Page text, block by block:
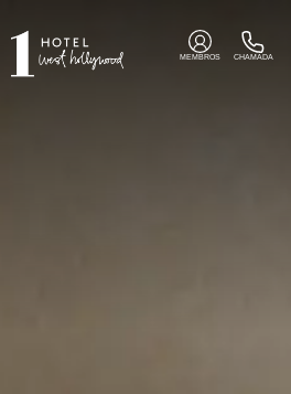
MEMBROS CHAMADA